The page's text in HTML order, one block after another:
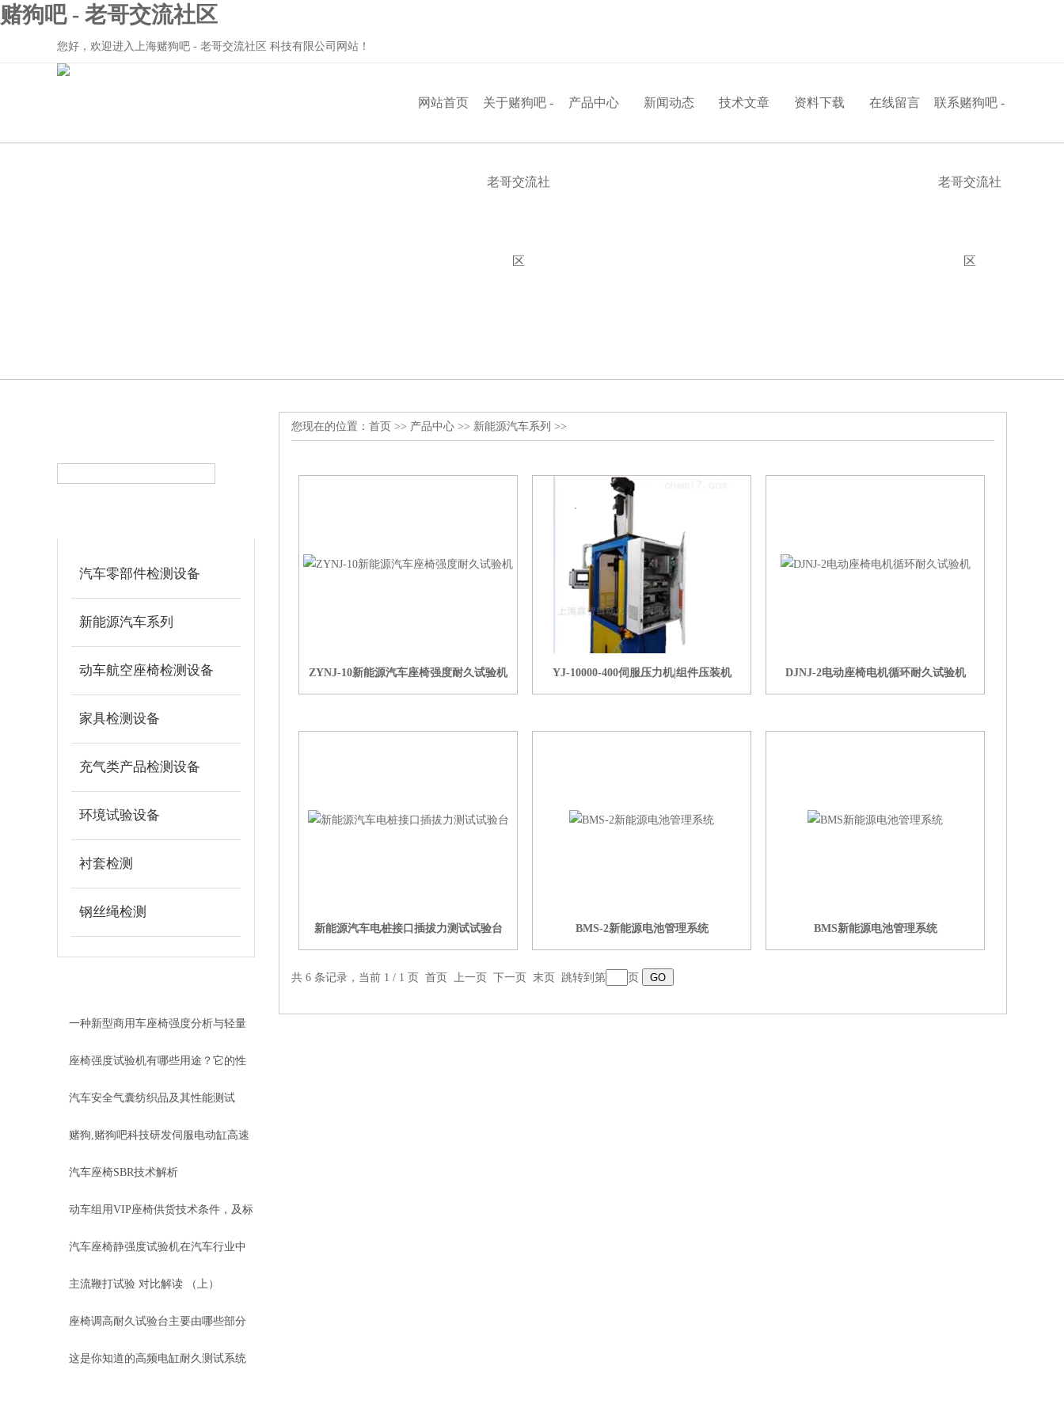
赌狗吧 - 老哥交流社区
您好，欢迎进入上海赌狗吧 - 老哥交流社区 科技有限公司网站！
网站首页 关于赌狗吧 -
老哥交流社
区
产品中心 新闻动态 技术文章 资料下载 在线留言 联系赌狗吧 -
老哥交流社
区
汽车零部件检测设备
新能源汽车系列
动车航空座椅检测设备
家具检测设备
充气类产品检测设备
环境试验设备
衬套检测
钢丝绳检测
一种新型商用车座椅强度分析与轻量
化研究
座椅强度试验机有哪些用途？它的性
能特点又是什么？
汽车安全气囊纺织品及其性能测试
赌狗,赌狗吧科技研发伺服电动缸高速
控制器得到广泛应用！
汽车座椅SBR技术解析
动车组用VIP座椅供货技术条件，及标
准TB/T3263标准
汽车座椅静强度试验机在汽车行业中
的应用有哪些？
主流鞭打试验 对比解读 （上）
座椅调高耐久试验台主要由哪些部分
组成？
这是你知道的高频电缸耐久测试系统
您现在的位置： 首页 >> 产品中心 >> 新能源汽车系列 >>
ZYNJ-10新能源汽车座椅强度耐久试验机 YJ-10000-400伺服压力机|组件压装机 DJNJ-2电动座椅电机循环耐久试验机
新能源汽车电桩接口插拔力测试试验台 BMS-2新能源电池管理系统 BMS新能源电池管理系统
共 6 条记录，当前 1 / 1 页 首页 上一页 下一页 末页 跳转到第 页